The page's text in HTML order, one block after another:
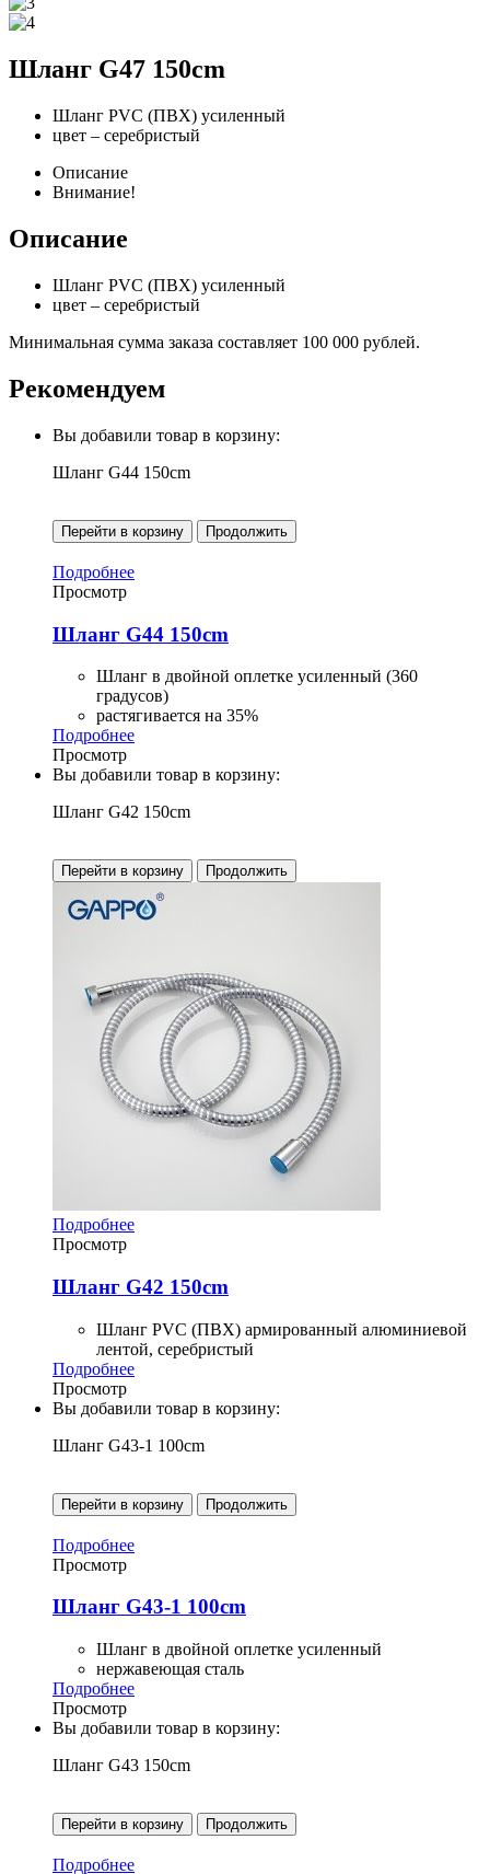
Шланг G47 150cm
Шланг PVC (ПВХ) усиленный
цвет – серебристый
Описание
Внимание!
Описание
Шланг PVC (ПВХ) усиленный
цвет – серебристый
Минимальная сумма заказа составляет 100 000 рублей.
Рекомендуем
Вы добавили товар в корзину:
Шланг G44 150cm
Перейти в корзину Продолжить
Подробнее
Просмотр
Шланг G44 150cm
Шланг в двойной оплетке усиленный (360
градусов)
растягивается на 35%
Подробнее
Просмотр
Вы добавили товар в корзину:
Шланг G42 150cm
Перейти в корзину Продолжить
Подробнее
Просмотр
Шланг G42 150cm
Шланг PVC (ПВХ) армированный алюминиевой
лентой, серебристый
Подробнее
Просмотр
Вы добавили товар в корзину:
Шланг G43-1 100cm
Перейти в корзину Продолжить
Подробнее
Просмотр
Шланг G43-1 100cm
Шланг в двойной оплетке усиленный
нержавеющая сталь
Подробнее
Просмотр
Вы добавили товар в корзину:
Шланг G43 150cm
Перейти в корзину Продолжить
Подробнее